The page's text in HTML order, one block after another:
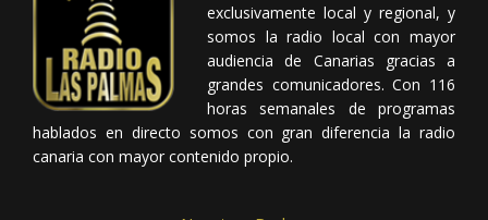
exclusivamente local y regional, y
somos la radio local con mayor
audiencia de Canarias gracias a
grandes comunicadores. Con 116
horas semanales de programas
hablados en directo somos con gran diferencia la radio
canaria con mayor contenido propio.